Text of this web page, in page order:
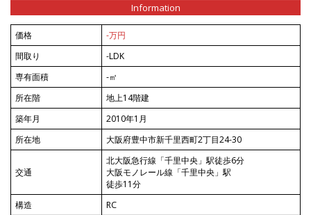
Information
価格
-万円
間取り
-LDK
専有面積
-㎡
所在階
地上14階建
築年月
2010年1月
所在地
大阪府豊中市新千里西町2丁目24-30
交通
北大阪急行線「千里中央」駅徒歩6分
大阪モノレール線「千里中央」駅
徒歩11分
構造
RC